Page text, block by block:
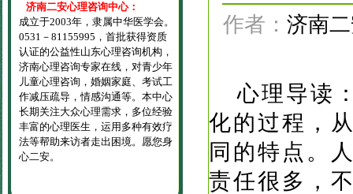
济南二安心理咨询中心：
成立于2003年，隶属中华医学会。
0531－81155995，首批获得资质
认证的公益性山东心理咨询机构，
济南心理咨询专家在线，对青少年
儿童心理咨询，婚姻家庭、考试工
作减压疏导，情感沟通等。本中心
长期关注大众心理需求，多位经验
丰富的心理医生，运用多种有效疗
法等帮助来访者走出困境。愿您身
心二安。
作者： 济南
心理导读
化的过程，
同的特点。
责任很多，